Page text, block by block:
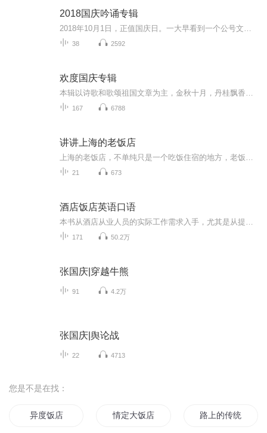
2018国庆吟诵专辑
38 2592
欢度国庆专辑
167 6788
讲讲上海的老饭店
21 673
酒店饭店英语口语
171 50.2万
张国庆|穿越牛熊
91 4.2万
张国庆|舆论战
22 4713
您是不是在找：
异度饭店 情定大饭店之爱在台湾 路上的传统饭店